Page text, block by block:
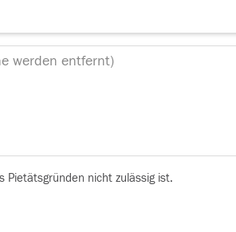
Pietätsgründen nicht zulässig ist.